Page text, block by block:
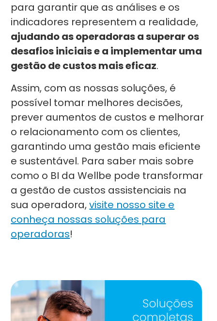
para garantir que as análises e os
indicadores representem a realidade,
ajudando as operadoras a superar os
desafios iniciais e a implementar uma
gestão de custos mais eficaz.
Assim, com as nossas soluções, é
possível tomar melhores decisões,
prever aumentos de custos e melhorar
o relacionamento com os clientes,
garantindo uma gestão mais eficiente
e sustentável. Para saber mais sobre
como o BI da Wellbe pode transformar
a gestão de custos assistenciais na
sua operadora,visite nosso site e
conheça nossas soluções para
operadoras!